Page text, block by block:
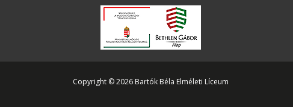
Copyright © 2026 Bartók Béla Elméleti Líceum